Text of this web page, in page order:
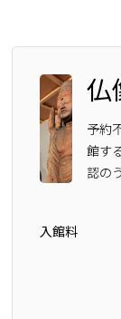
仏
予約
館す
認の
入館料